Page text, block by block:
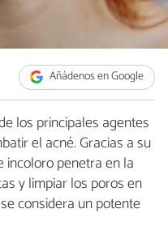
Añádenos en Google
los principales agentes
el acné. Gracias a su
incoloro penetra en la
y limpiar los poros en
considera un potente